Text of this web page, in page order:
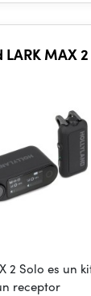
MAX
2 Solo es un
receptor